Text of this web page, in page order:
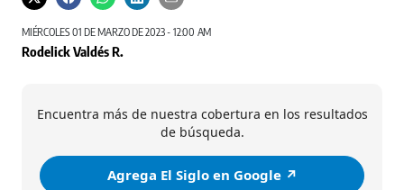
MIÉRCOLES 01 DE MARZO DE 2023 - 12:00 AM
Rodelick Valdés R.
Encuentra más de nuestra cobertura en los resultados
de búsqueda.
Agrega El Siglo en Google ↗️